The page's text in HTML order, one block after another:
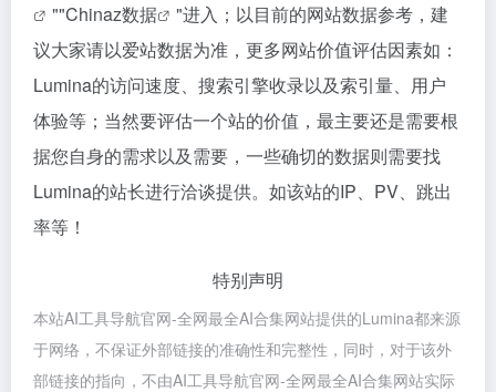
""Chinaz数据
"进入；以目前的网站数据参考，建
议大家请以爱站数据为准，更多网站价值评估因素如：
Lumina的访问速度、搜索引擎收录以及索引量、用户
体验等；当然要评估一个站的价值，最主要还是需要根
据您自身的需求以及需要，一些确切的数据则需要找
Lumina的站长进行洽谈提供。如该站的IP、PV、跳出
率等！
特别声明
本站AI工具导航官网-全网最全AI合集网站提供的Lumina都来源
于网络，不保证外部链接的准确性和完整性，同时，对于该外
部链接的指向，不由AI工具导航官网-全网最全AI合集网站实际